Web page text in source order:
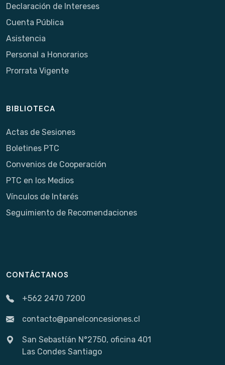
Declaración de Intereses
Cuenta Pública
Asistencia
Personal a Honorarios
Prorrata Vigente
BIBLIOTECA
Actas de Sesiones
Boletines PTC
Convenios de Cooperación
PTC en los Medios
Vínculos de Interés
Seguimiento de Recomendaciones
CONTÁCTANOS
+562 2470 7200
contacto@panelconcesiones.cl
San Sebastíán N°2750, oficina 401
Las Condes Santiago